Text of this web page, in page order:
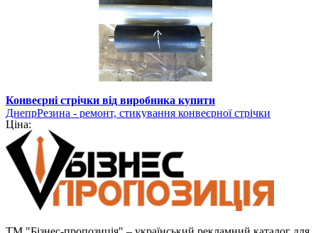
Конвеєрні стрічки від виробника купити
ДнепрРезина - ремонт, стикування конвеєрної стрічки
Ціна: